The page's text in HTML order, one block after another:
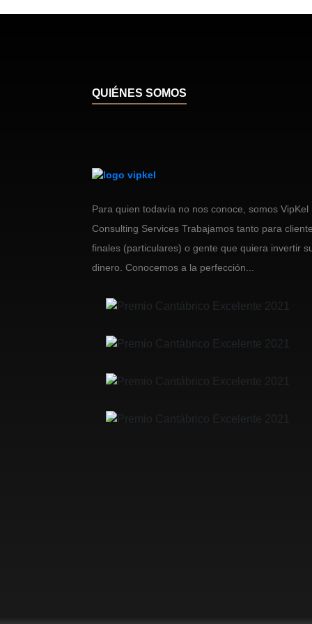
QUIÉNES SOMOS
Para quien todavía no nos conoce, somos VipKel
Consulting Services Trabajamos tanto para
finales (particulares) o gente que quiera invertir
dinero. Conocemos a la perfección...